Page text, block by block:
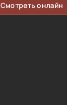
Смотреть онлайн